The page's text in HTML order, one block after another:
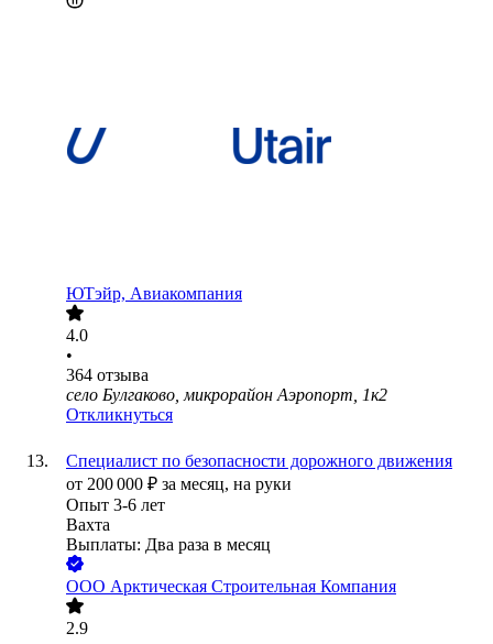
ЮТэйр, Авиакомпания
4.0
•
364 отзыва
село Булгаково, микрорайон Аэропорт, 1к2
Откликнуться
Специалист по безопасности дорожного движения
от 200 000 ₽ за месяц, на руки
Опыт 3-6 лет
Вахта
Выплаты: Два раза в месяц
ООО Арктическая Строительная Компания
2.9